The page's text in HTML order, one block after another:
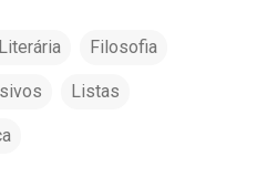
Filosofia
Listas